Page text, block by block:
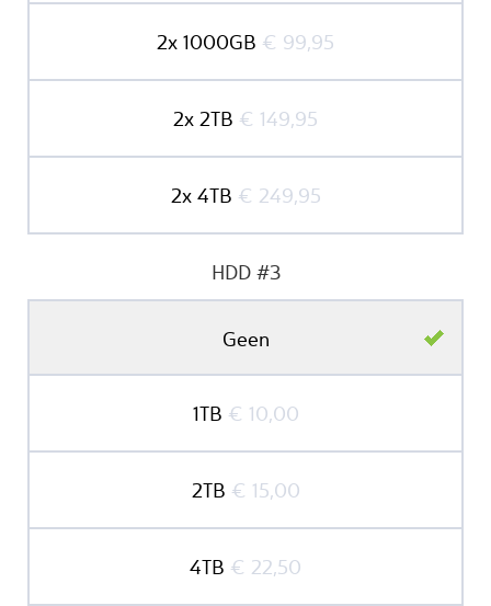
2x 1000GB € 99,95
2x 2TB € 149,95
2x 4TB € 249,95
HDD #3
Geen
1TB € 10,00
2TB € 15,00
4TB € 22,50